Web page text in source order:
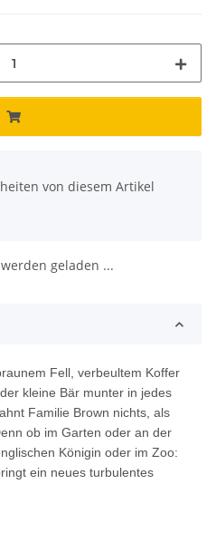
von diesem Artikel
geladen ...
Fell, verbeultem Koffer
kleine Bär munter in jedes
Familie Brown nichts, als
ob im Garten oder an der
Königin oder im Zoo:
ein neues turbulentes